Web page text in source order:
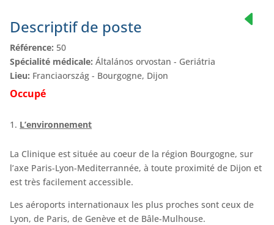
Descriptif de poste
Référence: 50
Spécialité médicale: Általános orvostan - Geriátria
Lieu: Franciaország - Bourgogne, Dijon
Occupé
L’environnement
La Clinique est située au coeur de la région Bourgogne, sur
l’axe Paris-Lyon-Mediterrannée, à toute proximité de Dijon et
est très facilement accessible.
Les aéroports internationaux les plus proches sont ceux de
Lyon, de Paris, de Genève et de Bâle-Mulhouse.